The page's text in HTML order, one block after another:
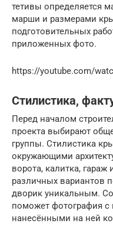
тетивы определяется
марши и размерами
подготовительных
приложенных фото.
https://youtube.com/
Стилистика,
Перед началом
проекта выбирают
группы. Стилистика
окружающими
ворота, калитка,
различных вариантов
дворик уникальным.
поможет фотография
нанесёнными на ней